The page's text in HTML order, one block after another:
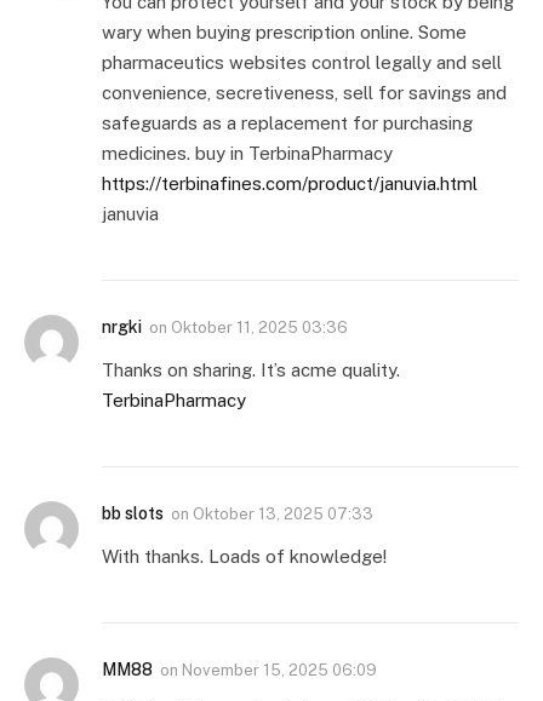
wary when buying prescription online. Some
pharmaceutics websites control legally and sell
convenience, secretiveness, sell for savings and
safeguards as a replacement for purchasing
medicines. buy in TerbinaPharmacy
https://terbinafines.com/product/januvia.html
januvia
nrgki on Oktober 11, 2025 03:36
Thanks on sharing. It’s acme quality.
TerbinaPharmacy
bb slots on Oktober 13, 2025 07:33
With thanks. Loads of knowledge!
MM88 on November 15, 2025 06:09